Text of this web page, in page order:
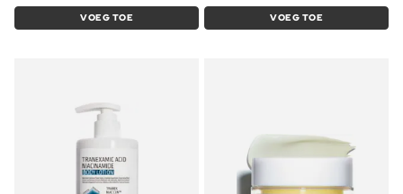
VOEG TOE VOEG TOE